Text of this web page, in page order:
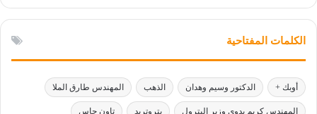
الكلمات المفتاحية
أوبك + الدكتور وسيم وهدان الذهب المهندس طارق الملا
المهندس كريم بدوي وزير البترول بتروتريد تاون جاس